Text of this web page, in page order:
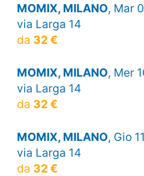
MOMIX, MILANO, Mar
via Larga 14
da 32 €
MOMIX, MILANO, Mer
via Larga 14
da 32 €
MOMIX, MILANO, Gio
via Larga 14
da 32 €